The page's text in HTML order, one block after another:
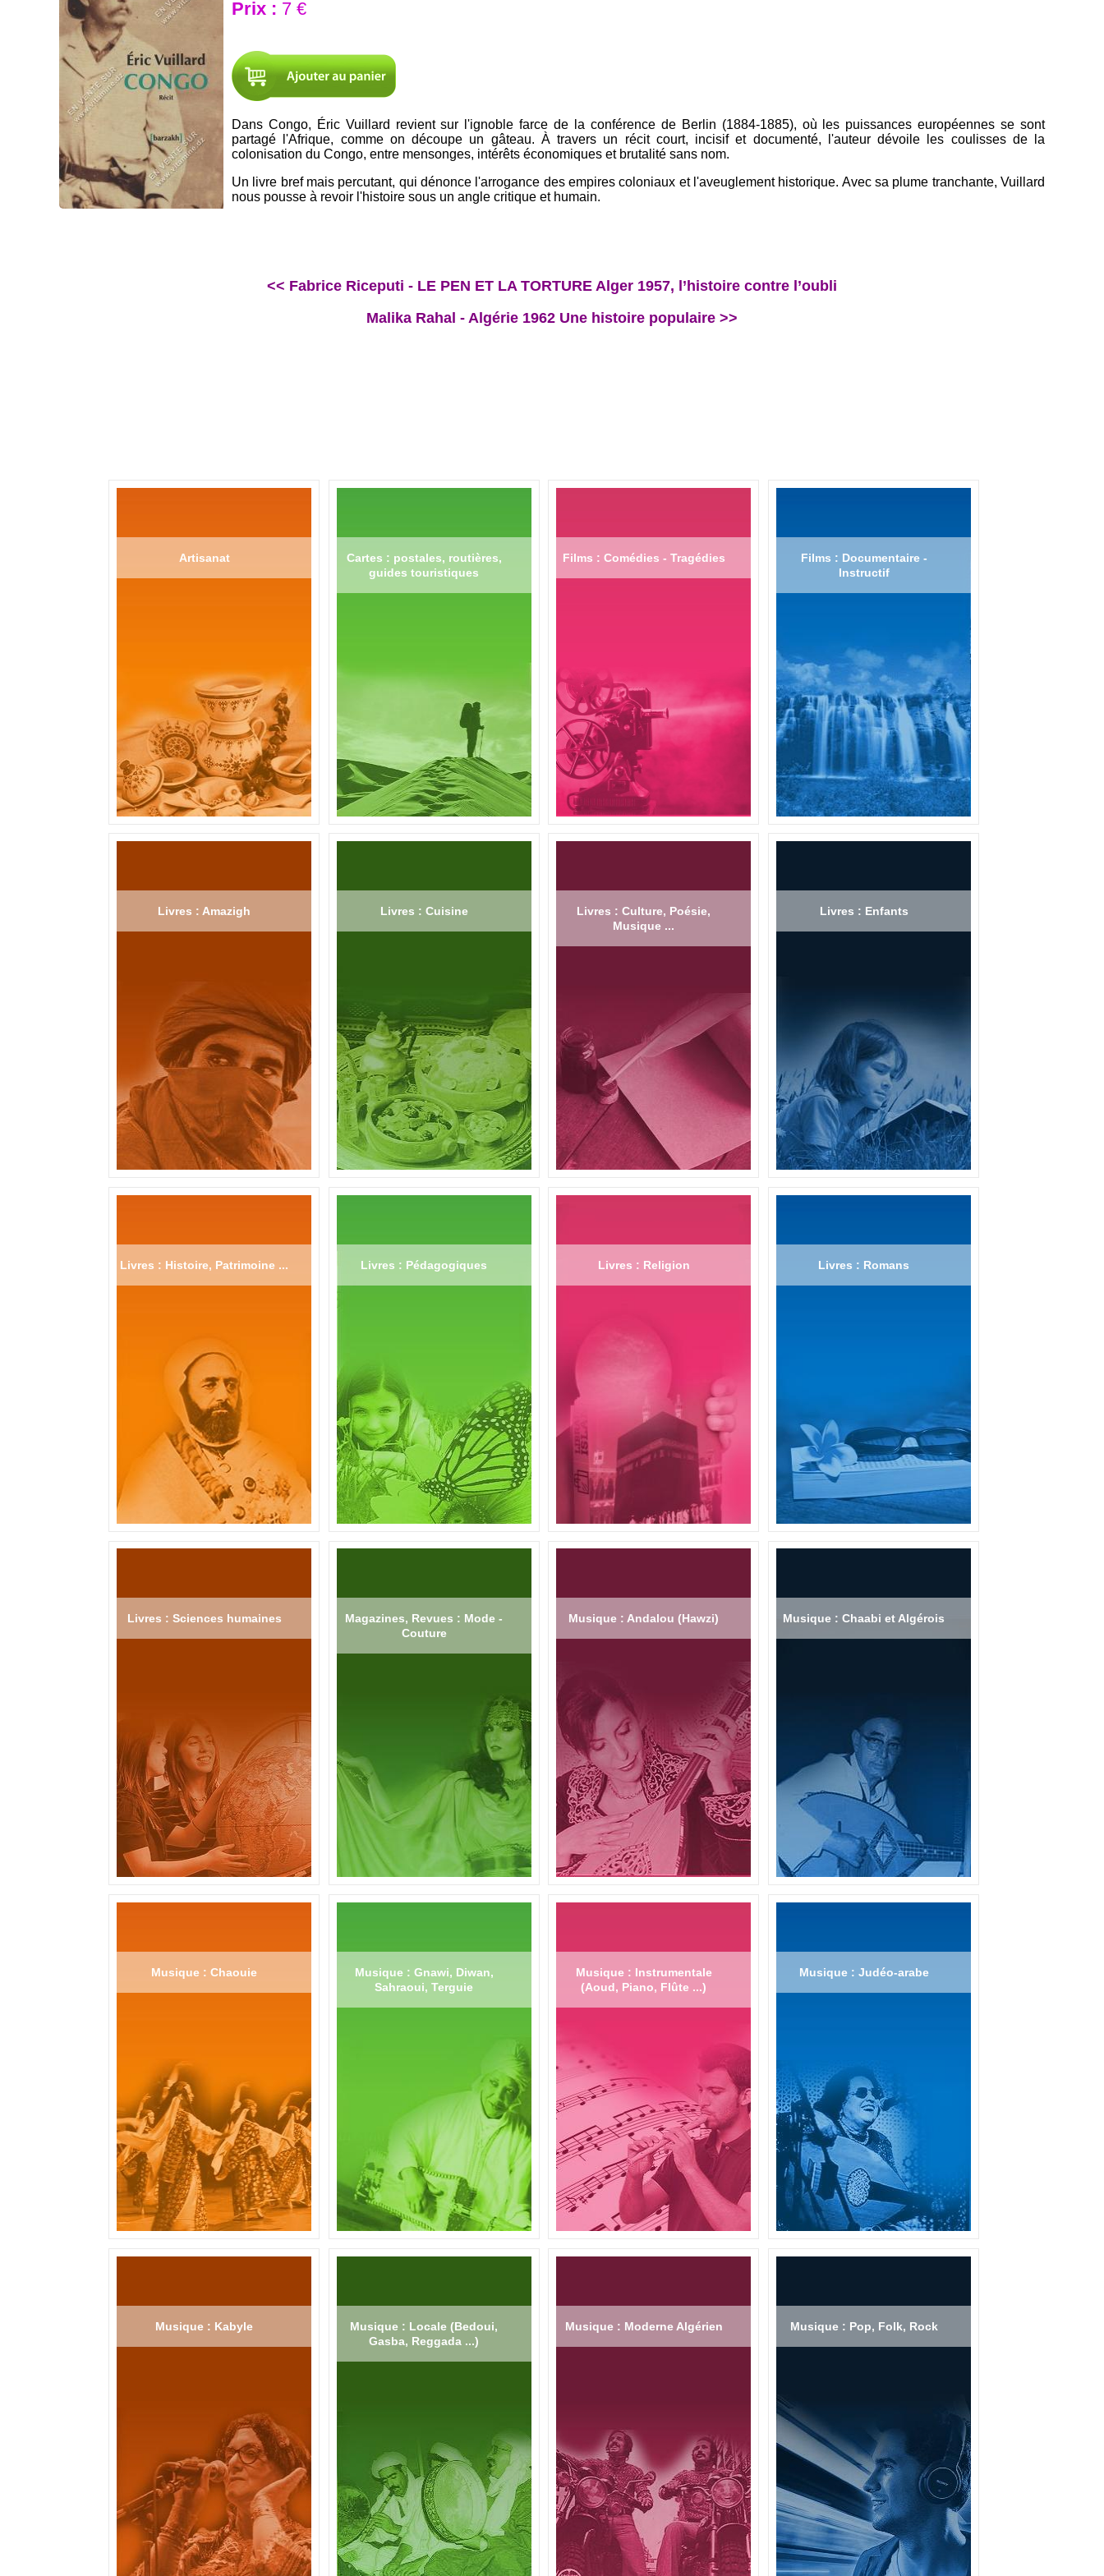
Prix : 7 €
Dans Congo, Éric Vuillard revient sur l'ignoble farce de la conférence de Berlin (1884-1885), où les puissances européennes se sont
partagé l'Afrique, comme on découpe un gâteau. À travers un récit court, incisif et documenté, l'auteur dévoile les coulisses de la
colonisation du Congo, entre mensonges, intérêts économiques et brutalité sans nom.
Un livre bref mais percutant, qui dénonce l'arrogance des empires coloniaux et l'aveuglement historique. Avec sa plume tranchante, Vuillard
nous pousse à revoir l'histoire sous un angle critique et humain.
<< Fabrice Riceputi - LE PEN ET LA TORTURE Alger 1957, l’histoire contre l’oubli
Malika Rahal - Algérie 1962 Une histoire populaire >>
Artisanat
Cartes : postales, routières,
guides touristiques
Films : Comédies - Tragédies
Films : Documentaire -
Instructif
Livres : Amazigh Livres : Cuisine
Livres : Culture, Poésie,
Musique ...
Livres : Enfants
Livres : Histoire, Patrimoine ... Livres : Pédagogiques Livres : Religion Livres : Romans
Livres : Sciences humaines
Magazines, Revues : Mode -
Couture
Musique : Andalou (Hawzi) Musique : Chaabi et Algérois
Musique : Chaouie
Musique : Gnawi, Diwan,
Sahraoui, Terguie
Musique : Instrumentale
(Aoud, Piano, Flûte ...)
Musique : Judéo-arabe
Musique : Kabyle
Musique : Locale (Bedoui,
Gasba, Reggada ...)
Musique : Moderne Algérien Musique : Pop, Folk, Rock